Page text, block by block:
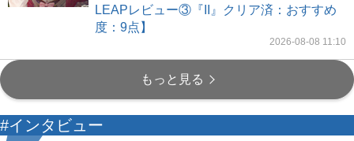
LEAPレビュー③『II』クリア済：おすすめ
度：9点】
2026-08-08 11:10
もっと見る
#インタビュー